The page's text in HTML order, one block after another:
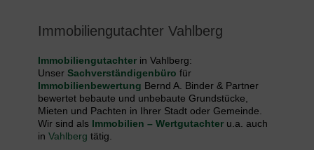
Immobiliengutachter Vahlberg
Immobiliengutachter in Vahlberg:
Unser Sachverständigenbüro für
Immobilienbewertung Bernd A. Binder & Partner
bewertet bebaute und unbebaute Grundstücke,
Mieten und Pachten in Ihrer Stadt oder Gemeinde.
Wir sind als Immobilien – Wertgutachter u.a. auch
in Vahlberg tätig.